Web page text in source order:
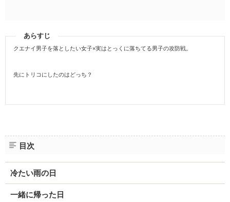
あらすじ
クエナイ男子を落としたい女子×実はとっくに落ちてる男子の攻防戦。
先にトリコにしたのはどっち？
目次
冷たい雨の日
一緒に帰った日